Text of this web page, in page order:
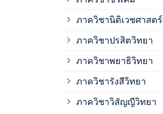
ภาควิชานิติเวชศาสตร์
ภาควิชาปรสิตวิทยา
ภาควิชาพยาธิวิทยา
ภาควิชารังสีวิทยา
ภาควิชาวิสัญญีวิทยา